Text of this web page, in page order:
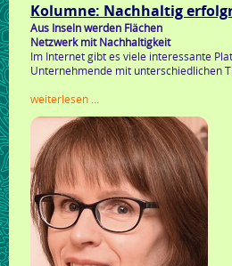
Kolumne: Nachhaltig
Aus Inseln werden Flächen
Netzwerk mit Nachhaltigkeit
Im Internet gibt es viele interessante
Unternehmende mit unterschiedlichen
weiterlesen …
erfolgreich
mit
strategie